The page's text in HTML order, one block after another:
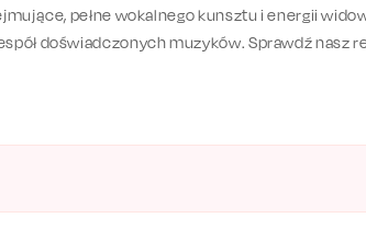
pełne wokalnego kunsztu i energii
doświadczonych muzyków. Sprawdź nasz